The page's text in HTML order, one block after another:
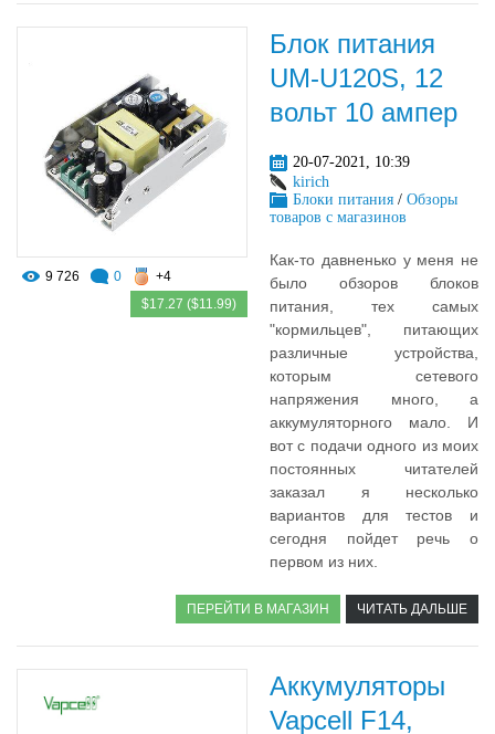
9 726 0
+4
$17.27 ($11.99)
Блок питания
UM-U120S, 12
вольт 10 ампер
20-07-2021, 10:39
kirich
Блоки питания / Обзоры
товаров с магазинов
Как-то давненько у меня не
было обзоров блоков
питания, тех самых
"кормильцев", питающих
различные устройства,
которым сетевого
напряжения много, а
аккумуляторного мало. И
вот с подачи одного из моих
постоянных читателей
заказал я несколько
вариантов для тестов и
сегодня пойдет речь о
первом из них.
ПЕРЕЙТИ В МАГАЗИН ЧИТАТЬ ДАЛЬШЕ
Аккумуляторы
Vapcell F14,